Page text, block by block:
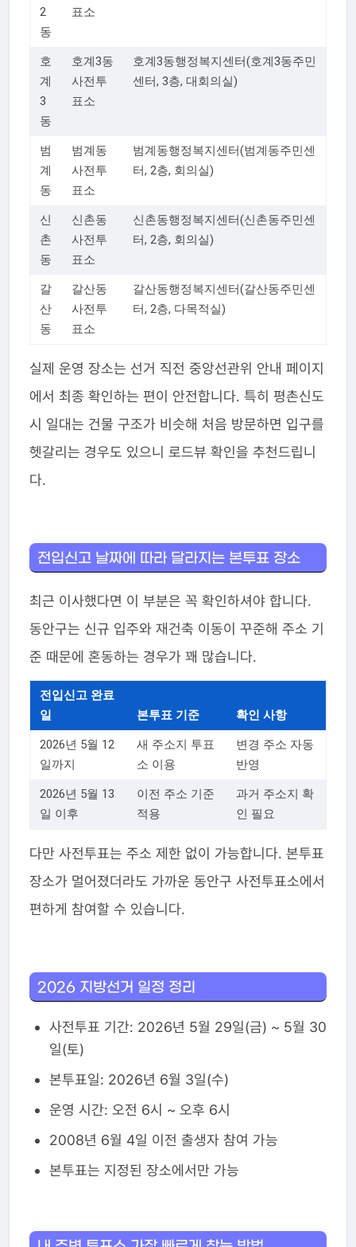
2
동
표소
호
계
3
동
호계3동
사전투
표소
호계3동행정복지센터(호계3동주민
센터, 3층, 대회의실)
범
계
동
범계동
사전투
표소
범계동행정복지센터(범계동주민센
터, 2층, 회의실)
신
촌
동
신촌동
사전투
표소
신촌동행정복지센터(신촌동주민센
터, 2층, 회의실)
갈
산
동
갈산동
사전투
표소
갈산동행정복지센터(갈산동주민센
터, 2층, 다목적실)
실제 운영 장소는 선거 직전 중앙선관위 안내 페이지
에서 최종 확인하는 편이 안전합니다. 특히 평촌신도
시 일대는 건물 구조가 비슷해 처음 방문하면 입구를
헷갈리는 경우도 있으니 로드뷰 확인을 추천드립니
다.
전입신고 날짜에 따라 달라지는 본투표 장소
최근 이사했다면 이 부분은 꼭 확인하셔야 합니다.
동안구는 신규 입주와 재건축 이동이 꾸준해 주소 기
준 때문에 혼동하는 경우가 꽤 많습니다.
전입신고 완료
일
본투표 기준 확인 사항
2026년 5월 12
일까지
새 주소지 투표
소 이용
변경 주소 자동
반영
2026년 5월 13
일 이후
이전 주소 기준
적용
과거 주소지 확
인 필요
다만 사전투표는 주소 제한 없이 가능합니다. 본투표
장소가 멀어졌더라도 가까운 동안구 사전투표소에서
편하게 참여할 수 있습니다.
2026 지방선거 일정 정리
사전투표 기간: 2026년 5월 29일(금) ~ 5월 30
일(토)
본투표일: 2026년 6월 3일(수)
운영 시간: 오전 6시 ~ 오후 6시
2008년 6월 4일 이전 출생자 참여 가능
본투표는 지정된 장소에서만 가능